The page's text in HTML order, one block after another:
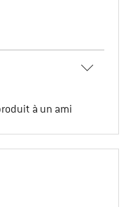
à un ami